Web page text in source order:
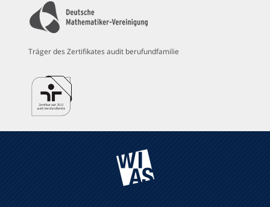
Träger des Zertifikates audit berufundfamilie